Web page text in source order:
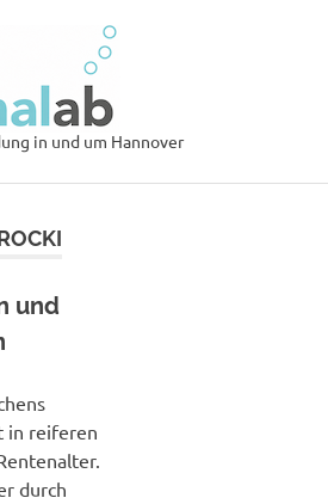
in und um Hannover
und
in reiferen
durch